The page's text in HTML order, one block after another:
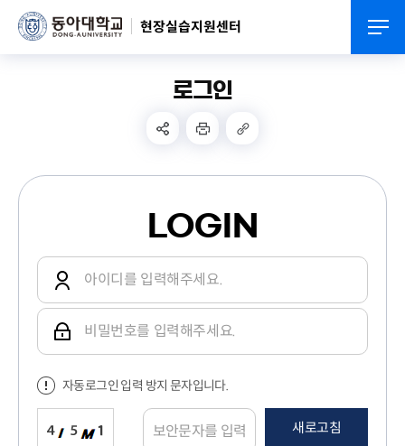
현장실습지원센터
로그인
LOGIN
자동로그인 입력 방지 문자입니다.
새로고침